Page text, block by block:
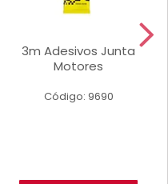
3m Adesivos Junta
Motores
Código: 9690